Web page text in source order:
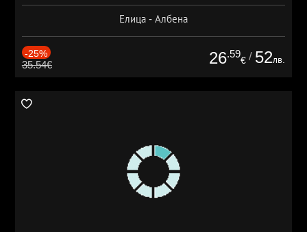
Елица - Албена
-25%
35.54€ 26.59
€ / 52лв.